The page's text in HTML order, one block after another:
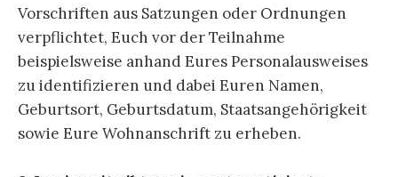
Vorschriften aus Satzungen oder Ordnungen
verpflichtet, Euch vor der Teilnahme
beispielsweise anhand Eures Personalausweises
zu identifizieren und dabei Euren Namen,
Geburtsort, Geburtsdatum, Staatsangehörigkeit
sowie Eure Wohnanschrift zu erheben.